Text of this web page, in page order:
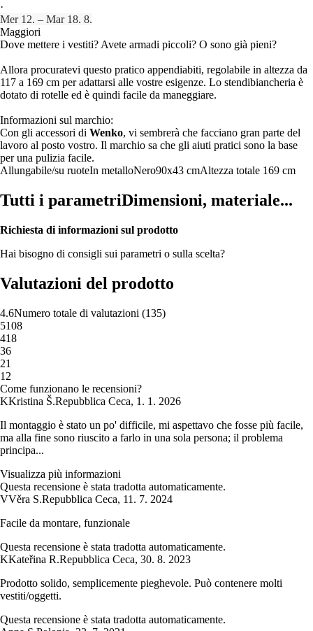
·
Mer 12. – Mar 18. 8.
Maggiori
Dove mettere i vestiti? Avete armadi piccoli? O sono già pieni?
Allora procuratevi questo pratico appendiabiti, regolabile in altezza da
117 a 169 cm per adattarsi alle vostre esigenze. Lo stendibiancheria è
dotato di rotelle ed è quindi facile da maneggiare.
Informazioni sul marchio:
Con gli accessori di Wenko, vi sembrerà che facciano gran parte del
lavoro al posto vostro. Il marchio sa che gli aiuti pratici sono la base
per una pulizia facile.
Allungabile/su ruoteIn metalloNero90x43 cmAltezza totale 169 cm
Tutti i parametriDimensioni, materiale...
Richiesta di informazioni sul prodotto
Hai bisogno di consigli sui parametri o sulla scelta?
Valutazioni del prodotto
4.6Numero totale di valutazioni (135)
5108
418
36
21
1 2
Come funzionano le recensioni?
KKristina Š.Repubblica Ceca, 1. 1. 2026
Il montaggio è stato un po' difficile, mi aspettavo che fosse più facile,
ma alla fine sono riuscito a farlo in una sola persona; il problema
principa...
Visualizza più informazioni
Questa recensione è stata tradotta automaticamente.
VVěra S.Repubblica Ceca, 11. 7. 2024
Facile da montare, funzionale
Questa recensione è stata tradotta automaticamente.
KKateřina R.Repubblica Ceca, 30. 8. 2023
Prodotto solido, semplicemente pieghevole. Può contenere molti
vestiti/oggetti.
Questa recensione è stata tradotta automaticamente.